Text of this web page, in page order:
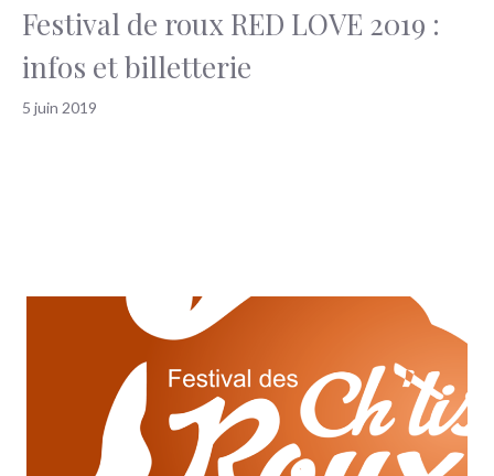
Festival de roux RED LOVE 2019 :
infos et billetterie
5 juin 2019